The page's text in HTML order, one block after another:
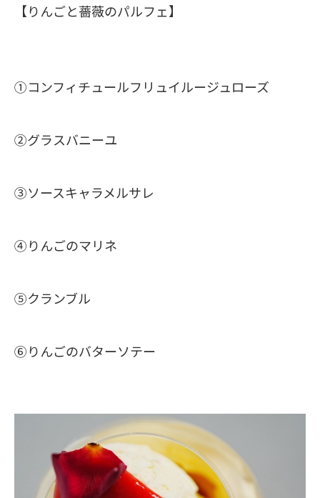
【りんごと薔薇のパルフェ】
①コンフィチュールフリュイルージュローズ
②グラスバニーユ
③ソースキャラメルサレ
④りんごのマリネ
⑤クランブル
⑥りんごのバターソテー